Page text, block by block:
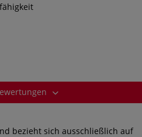
bezieht sich ausschließlich auf